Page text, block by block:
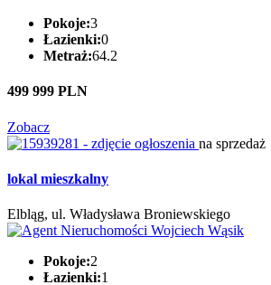
Pokoje:3
Łazienki:0
Metraż:64.2
499 999 PLN
Zobacz
na sprzedaż
lokal mieszkalny
Elbląg, ul. Władysława Broniewskiego
Pokoje:2
Łazienki:1